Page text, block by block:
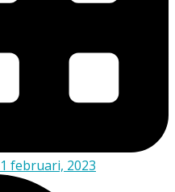
1 februari, 2023